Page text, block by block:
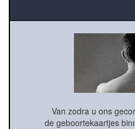
Van zodra u ons
de geboortekaartjes